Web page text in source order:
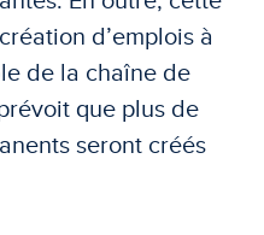
d’emplois à
de la chaîne de
que plus de
seront créés